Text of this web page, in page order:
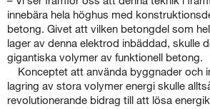
innebära hela höghus med
betong. Givet att vilken betongdel som
lager av denna elektrod inbäddad, skulle
gigantiska volymer av funktionell betong.
Konceptet att använda byggnader och
lagring av stora volymer energi skulle
revolutionerande bidrag till att lösa